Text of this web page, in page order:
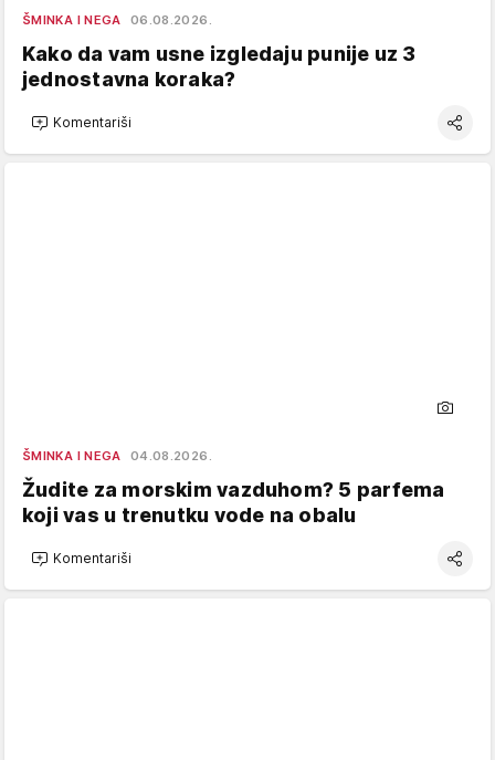
ŠMINKA I NEGA 06.08.2026.
Kako da vam usne izgledaju punije uz 3
jednostavna koraka?
Komentariši
ŠMINKA I NEGA 04.08.2026.
Žudite za morskim vazduhom? 5 parfema
koji vas u trenutku vode na obalu
Komentariši